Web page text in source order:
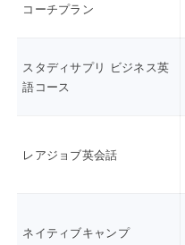
コーチプラン
スタディサプリ ビジネス英
語コース
レアジョブ英会話
ネイティブキャンプ